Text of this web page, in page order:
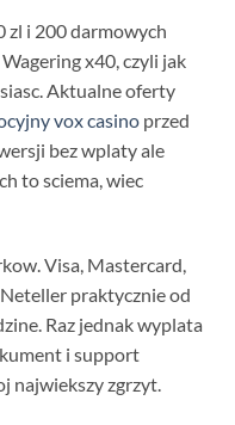
zl i 200 darmowych
x40, czyli jak
Aktualne oferty
vox casino przed
bez wplaty ale
to sciema, wiec
Visa, Mastercard,
praktycznie od
Raz jednak wyplata
i support
najwiekszy zgrzyt.